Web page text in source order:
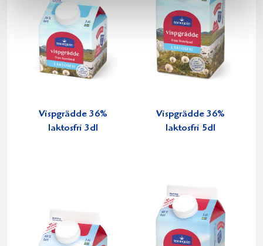
Vispgrädde 36%
laktosfri 3dl
Vispgrädde 36%
laktosfri 5dl